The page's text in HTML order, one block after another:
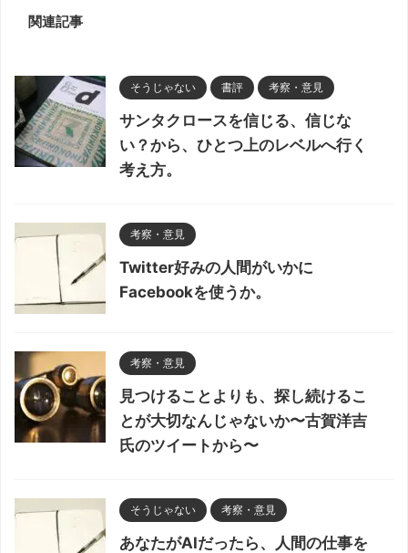
関連記事
そうじゃない 書評 考察・意見
サンタクロースを信じる、信じな
い？から、ひとつ上のレベルへ行く
考え方。
考察・意見
Twitter好みの人間がいかに
Facebookを使うか。
考察・意見
見つけることよりも、探し続けるこ
とが大切なんじゃないか〜古賀洋吉
氏のツイートから〜
そうじゃない 考察・意見
あなたがAIだったら、人間の仕事を